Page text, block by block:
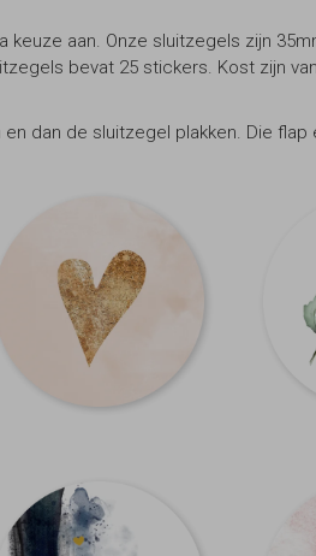
aan. Onze sluitzegels zijn
bevat 25 stickers. Kost zijn
dan de sluitzegel plakken. Die